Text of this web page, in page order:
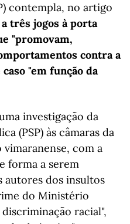
contempla, no artigo
três jogos à porta
"promovam,
contra a
"em função da
investigação da
(PSP) às câmaras da
com a
forma a serem
autores dos insultos
do Ministério
racial",